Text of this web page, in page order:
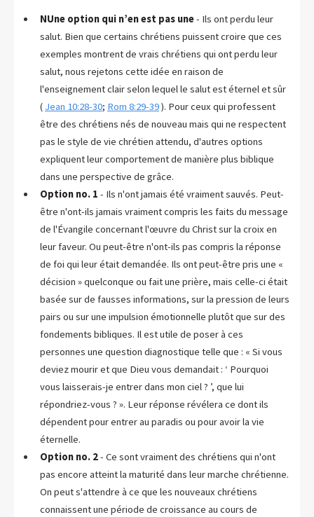
NUne option qui n’en est pas une- Ils ont perdu leur
salut. Bien que certains chrétiens puissent croire que ces
exemples montrent de vrais chrétiens qui ont perdu leur
salut, nous rejetons cette idée en raison de
l'enseignement clair selon lequel le salut est éternel et sûr
( Jean 10:28-30; Rom 8:29-39). Pour ceux qui professent
être des chrétiens nés de nouveau mais qui ne respectent
pas le style de vie chrétien attendu, d'autres options
expliquent leur comportement de manière plus biblique
dans une perspective de grâce.
Option no. 1 - Ils n'ont jamais été vraiment sauvés. Peut-
être n'ont-ils jamais vraiment compris les faits du message
de l'Évangile concernant l'œuvre du Christ sur la croix en
leur faveur. Ou peut-être n'ont-ils pas compris la réponse
de foi qui leur était demandée. Ils ont peut-être pris une «
décision » quelconque ou fait une prière, mais celle-ci était
basée sur de fausses informations, sur la pression de leurs
pairs ou sur une impulsion émotionnelle plutôt que sur des
fondements bibliques. Il est utile de poser à ces
personnes une question diagnostique telle que : « Si vous
deviez mourir et que Dieu vous demandait : ‘ Pourquoi
vous laisserais-je entrer dans mon ciel ? ’, que lui
répondriez-vous ? ». Leur réponse révélera ce dont ils
dépendent pour entrer au paradis ou pour avoir la vie
éternelle.
Option no. 2- Ce sont vraiment des chrétiens qui n'ont
pas encore atteint la maturité dans leur marche chrétienne.
On peut s'attendre à ce que les nouveaux chrétiens
connaissent une période de croissance au cours de